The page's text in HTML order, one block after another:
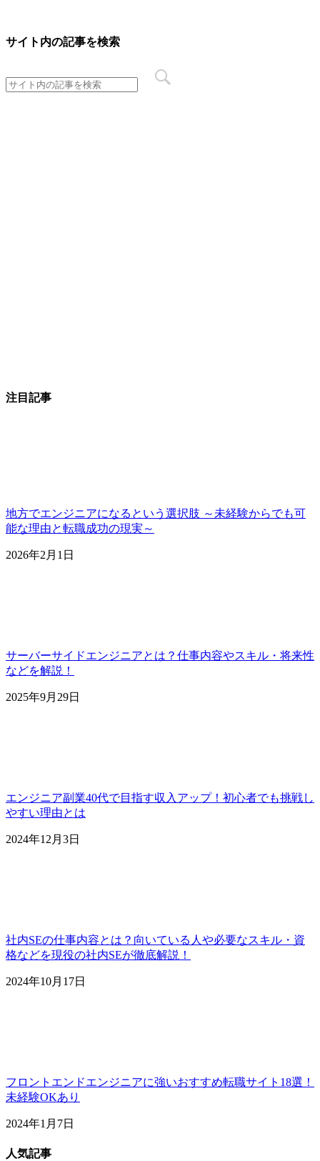
サイト内の記事を検索
注目記事
地方でエンジニアになるという選択肢 ～未経験からでも可
能な理由と転職成功の現実～
2026年2月1日
サーバーサイドエンジニアとは？仕事内容やスキル・将来性
などを解説！
2025年9月29日
エンジニア副業40代で目指す収入アップ！初心者でも挑戦し
やすい理由とは
2024年12月3日
社内SEの仕事内容とは？向いている人や必要なスキル・資
格などを現役の社内SEが徹底解説！
2024年10月17日
フロントエンドエンジニアに強いおすすめ転職サイト18選！
未経験OKあり
2024年1月7日
人気記事